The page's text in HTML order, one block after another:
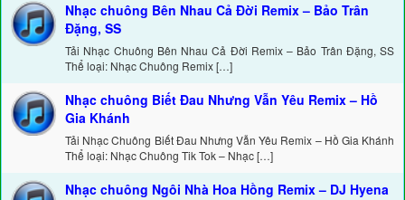
Nhạc chuông Bên Nhau Cả Đời Remix – Bảo Trân
Đặng, SS
Tải Nhạc Chuông Bên Nhau Cả Đời Remix – Bảo Trân Đặng, SS
Thể loại: Nhạc Chuông Remix […]
Nhạc chuông Biết Đau Nhưng Vẫn Yêu Remix – Hồ
Gia Khánh
Tải Nhạc Chuông Biết Đau Nhưng Vẫn Yêu Remix – Hồ Gia Khánh
Thể loại: Nhạc Chuông Tik Tok – Nhạc […]
Nhạc chuông Ngôi Nhà Hoa Hồng Remix – DJ Hyena